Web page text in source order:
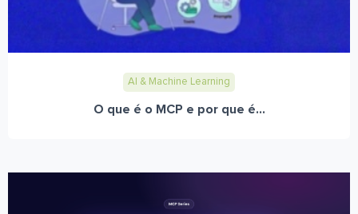
AI & Machine Learning
O que é o MCP e por que é...